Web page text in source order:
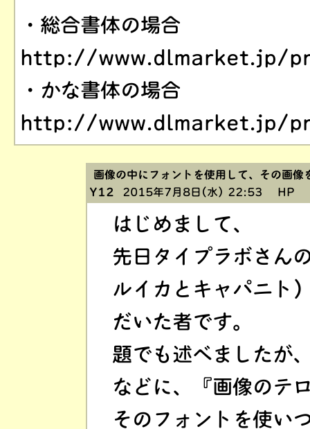
・総合書体の場合
http://www.dlmarket.jp/
・かな書体の場合
http://www.dlmarket.jp/
画像の中にフォントを使用して、その画
Y12 2015年7月8日(水) 22:53 HP
はじめまして、
先日タイプラボさん
ルイカとキャパニト
だいた者です。
題でも述べましたが
などに、『画像のテ
そのフォントを使い